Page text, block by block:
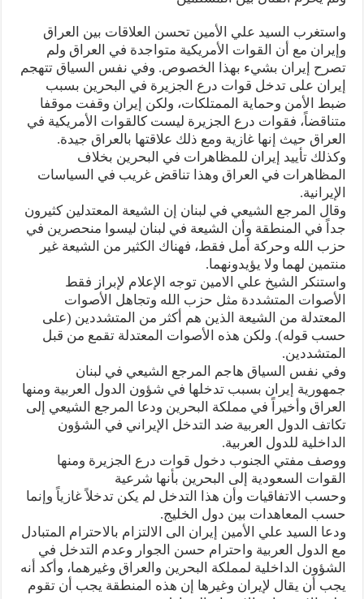
واستغرب السيد علي الأمين تحسن العلاقات بين العراق
وإيران مع أن القوات الأمريكية متواجدة في العراق ولم
تصرح إيران بشيء بهذا الخصوص. وفي نفس السياق تتهجم
إيران على تدخل قوات درع الجزيرة في البحرين بسبب
ضبط الأمن وحماية الممتلكات، ولكن إيران وقفت موقفا
متناقضاً، فقوات درع الجزيرة ليست كالقوات الأمريكية في
العراق حيث إنها غازية ومع ذلك علاقتها بالعراق جيدة.
وكذلك تأييد إيران للمظاهرات في البحرين بخلاف
المظاهرات في العراق وهذا تناقض غريب في السياسات
الإيرانية.
وقال المرجع الشيعي في لبنان إن الشيعة المعتدلين كثيرون
جداً في المنطقة وأن الشيعة في لبنان ليسوا منحصرين في
حزب الله وحركة أمل فقط، فهناك الكثير من الشيعة غير
منتمين لهما ولا يؤيدونهما.
واستنكر الشيخ علي الامين توجه الإعلام لإبراز فقط
الأصوات المتشددة مثل حزب الله وتجاهل الأصوات
المعتدلة من الشيعة الذين هم أكثر من المتشددين (على
حسب قوله). ولكن هذه الأصوات المعتدلة تقمع من قبل
المتشددين.
وفي نفس السياق هاجم المرجع الشيعي في لبنان
جمهورية إيران بسبب تدخلها في شؤون الدول العربية ومنها
العراق وأخيراً في مملكة البحرين ودعا المرجع الشيعي إلى
تكاتف الدول العربية ضد التدخل الإيراني في الشؤون
الداخلية للدول العربية.
ووصف مفتي الجنوب دخول قوات درع الجزيرة ومنها
القوات السعودية إلى البحرين بأنها شرعية
وحسب الاتفاقيات وأن هذا التدخل لم يكن تدخلاً غازياً وإنما
حسب المعاهدات بين دول الخليج.
ودعا السيد علي الأمين إيران الى الالتزام بالاحترام المتبادل
مع الدول العربية واحترام حسن الجوار وعدم التدخل في
الشؤون الداخلية لمملكة البحرين والعراق وغيرهما، وأكد أنه
يجب أن يقال لإيران وغيرها إن هذه المنطقة يجب أن تقوم